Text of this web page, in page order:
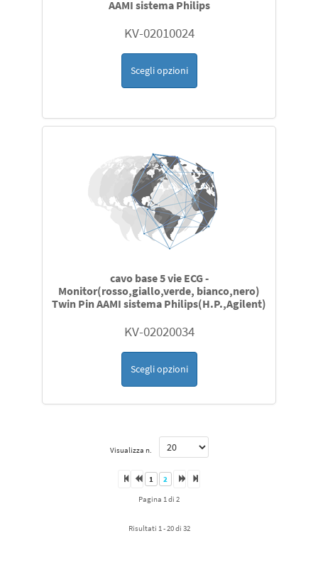
AAMI sistema Philips
KV-02010024
Scegli opzioni
cavo base 5 vie ECG -
Monitor(rosso,giallo,verde, bianco,nero)
Twin Pin AAMI sistema Philips(H.P.,Agilent)
KV-02020034
Scegli opzioni
Visualizza n.
1
2
Pagina 1 di 2
Risultati 1 - 20 di 32